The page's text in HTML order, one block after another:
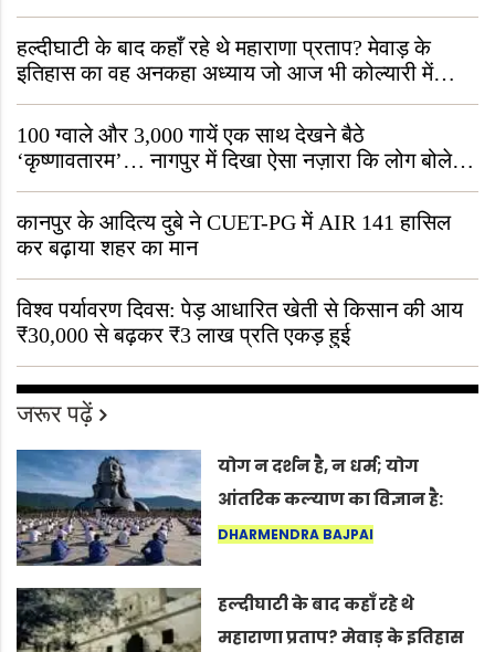
हल्दीघाटी के बाद कहाँ रहे थे महाराणा प्रताप? मेवाड़ के
इतिहास का वह अनकहा अध्याय जो आज भी कोल्यारी में
जीवित है
100 ग्वाले और 3,000 गायें एक साथ देखने बैठे
‘कृष्णावतारम’… नागपुर में दिखा ऐसा नज़ारा कि लोग बोले,
“ऐसा तो सिर्फ़ कृष्ण ही कर सकते हैं”
कानपुर के आदित्य दुबे ने CUET-PG में AIR 141 हासिल
कर बढ़ाया शहर का मान
विश्व पर्यावरण दिवस: पेड़ आधारित खेती से किसान की आय
₹30,000 से बढ़कर ₹3 लाख प्रति एकड़ हुई
जरूर पढ़ें
योग न दर्शन है, न धर्म; योग
आंतरिक कल्याण का विज्ञान है:
अंतरराष्ट्रीय योग दिवस 2026 पर
DHARMENDRA BAJPAI
हल्दीघाटी के बाद कहाँ रहे थे
महाराणा प्रताप? मेवाड़ के इतिहास